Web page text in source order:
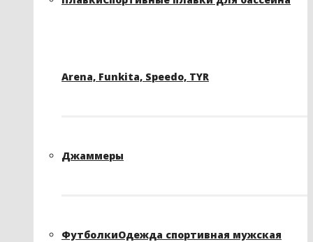
Arena, Funkita, Speedo, TYR
Джаммеры
ФутболкиОдежда спортивная мужская